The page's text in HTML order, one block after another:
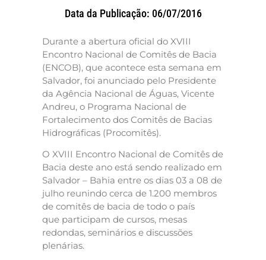
Data da Publicação: 06/07/2016
Durante a abertura oficial do XVIII
Encontro Nacional de Comitês de Bacia
(ENCOB), que acontece esta semana em
Salvador, foi anunciado pelo Presidente
da Agência Nacional de Águas, Vicente
Andreu, o Programa Nacional de
Fortalecimento dos Comitês de Bacias
Hidrográficas (Procomitês).
O XVIII Encontro Nacional de Comitês de
Bacia deste ano está sendo realizado em
Salvador – Bahia entre os dias 03 a 08 de
julho reunindo cerca de 1.200 membros
de comitês de bacia de todo o país
que participam de cursos, mesas
redondas, seminários e discussões
plenárias.